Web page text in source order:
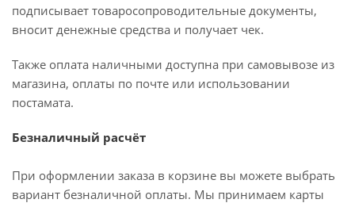
подписывает товаросопроводительные документы,
вносит денежные средства и получает чек.
Также оплата наличными доступна при самовывозе из
магазина, оплаты по почте или использовании
постамата.
Безналичный расчёт
При оформлении заказа в корзине вы можете выбрать
вариант безналичной оплаты. Мы принимаем карты